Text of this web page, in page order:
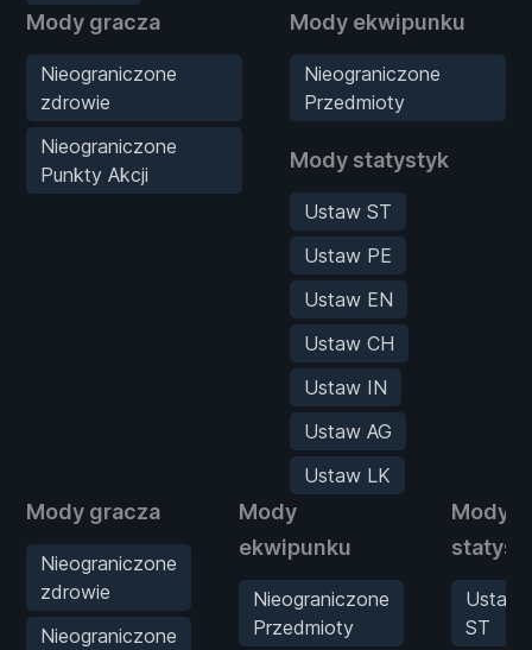
Mody gracza
Nieograniczone
zdrowie
Nieograniczone
Punkty Akcji
Mody ekwipunku
Nieograniczone
Przedmioty
Mody statystyk
Ustaw ST
Ustaw PE
Ustaw EN
Ustaw CH
Ustaw IN
Ustaw AG
Ustaw LK
Mody gracza
Nieograniczone
zdrowie
Nieograniczone
Mody
ekwipunku
Nieograniczone
Przedmioty
Mody
Ustaw
ST